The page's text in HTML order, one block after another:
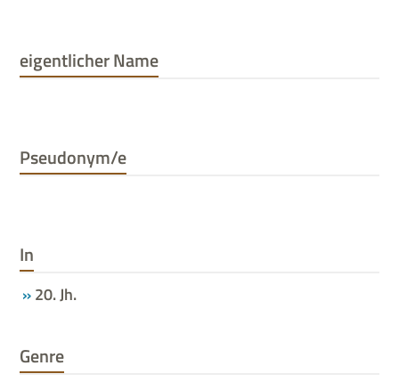
eigentlicher Name
Pseudonym/e
In
20. Jh.
Genre